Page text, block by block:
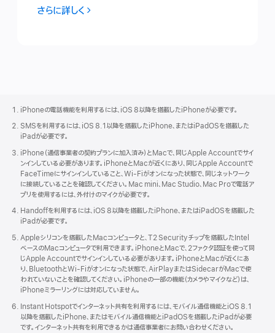
さらに詳しく
Footer
iPhoneの電話機能を利用するには、iOS 8以降を搭載したiPhoneが必要で す 。
SMSを利用するには、iOS 8.1以降を搭載したiPhone、またはiPadOSを搭載した
iPadが必要で す 。
iPhone（通信事業者の契約プランに加入済み）とMacで、同じApple Accountでサイ
ンインしている必要があります。iPhoneとMacが近くにあり、同じApple Accountで
FaceTimeにサインインしていること、Wi - Fiがオンになった状態で、同じネットワーク
に接続していることを確認してください。Mac mini、Mac Studio、Mac Proで電話ア
プリを使用するには、外付けのマイクが必要で す 。
Handoffを利用するには、iOS 8以降を搭載したiPhone、またはiPadOSを搭載した
iPadが必要で す 。
Appleシリコンを搭載したMacコンピュータと、T2 Securityチップを搭載したIntel
ベースのMacコンピュータで利用できます。iPhoneとMacで、2ファクタ認証を使って同
じApple Accountでサインインしている必要があります。iPhoneとMacが近くにあ
り、BluetoothとWi - Fiがオンになった状態で、AirPlayまたはSidecarがMacで使
われていないことを確認してください。iPhoneの一部の機能（カメラやマイクなど）は、
iPhone ミ ラ ー リ ン グには対応していませ ん 。
Instant Hotspotでインターネット共有を利用するには、モバイル通信機能とiOS 8.1
以降を搭載したiPhone、またはモバイル通信機能とiPadOSを搭載したiPadが必要
です。インターネット共有を利用できるかは通信事業者にお問い合わせくださ い 。